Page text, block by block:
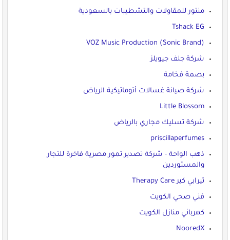
منتور للمقاولات والتشطيبات بالسعودية
Tshack EG
VOZ Music Production (Sonic Brand)
شركة جلف جيويلز
بصمة فخامة
شركة صيانة غسالات أتوماتيكية الرياض
Little Blossom
شركة تسليك مجاري بالرياض
priscillaperfumes
ذهب الواحة - شركة تصدير تمور مصرية فاخرة للتجار
والمستوردين
ثيرابي كير Therapy Care
فني صحي الكويت
كهربائي منازل الكويت
NooredX